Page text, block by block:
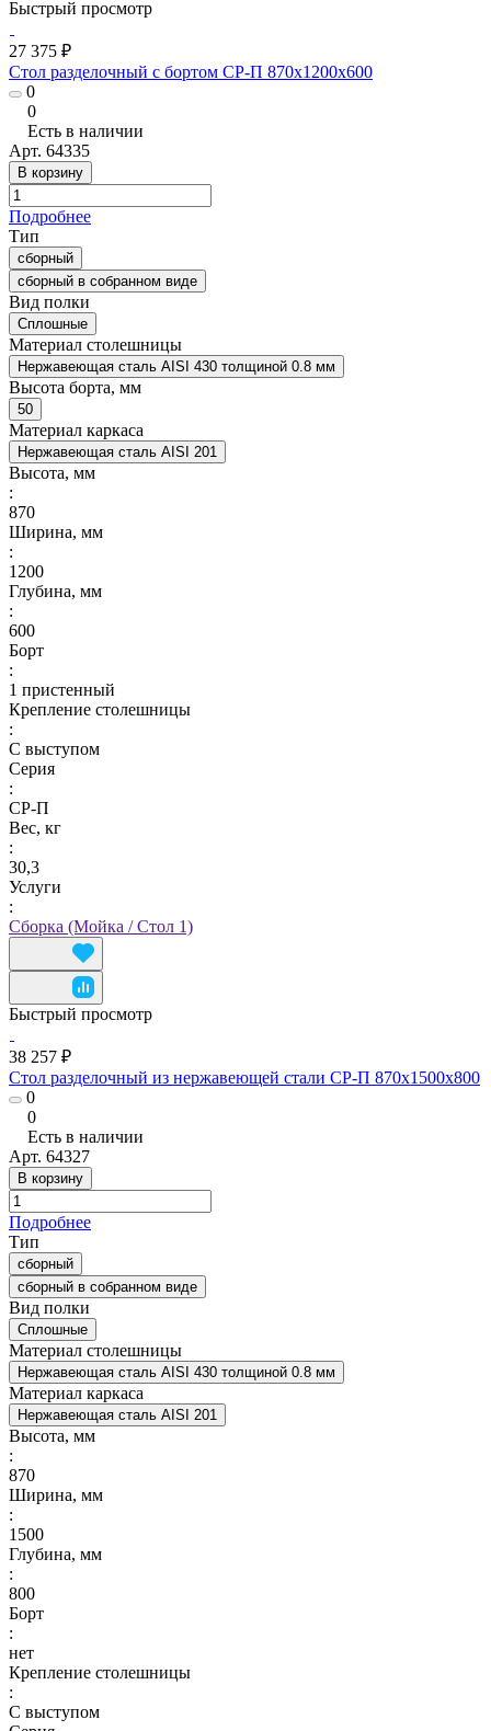
Быстрый просмотр
27 375 ₽
Стол разделочный с бортом СР-П 870x1200x600
0
0
Есть в наличии
Арт. 64335
В корзину
Подробнее
Тип
сборный
сборный в собранном виде
Вид полки
Сплошные
Материал столешницы
Нержавеющая сталь AISI 430 толщиной 0.8 мм
Высота борта, мм
50
Материал каркаса
Нержавеющая сталь AISI 201
Высота, мм
:
870
Ширина, мм
:
1200
Глубина, мм
:
600
Борт
:
1 пристенный
Крепление столешницы
:
С выступом
Серия
:
СР-П
Вес, кг
:
30,3
Услуги
:
Сборка (Мойка / Стол 1)
Быстрый просмотр
38 257 ₽
Стол разделочный из нержавеющей стали СР-П 870x1500x800
0
0
Есть в наличии
Арт. 64327
В корзину
Подробнее
Тип
сборный
сборный в собранном виде
Вид полки
Сплошные
Материал столешницы
Нержавеющая сталь AISI 430 толщиной 0.8 мм
Материал каркаса
Нержавеющая сталь AISI 201
Высота, мм
:
870
Ширина, мм
:
1500
Глубина, мм
:
800
Борт
:
нет
Крепление столешницы
:
С выступом